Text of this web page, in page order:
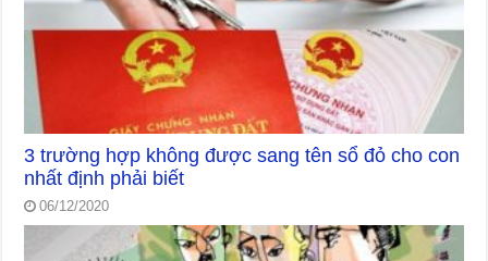
3 trường hợp không được sang tên sổ đỏ cho con
nhất định phải biết
06/12/2020